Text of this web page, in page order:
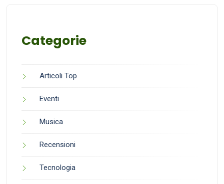
Categorie
Articoli Top
Eventi
Musica
Recensioni
Tecnologia